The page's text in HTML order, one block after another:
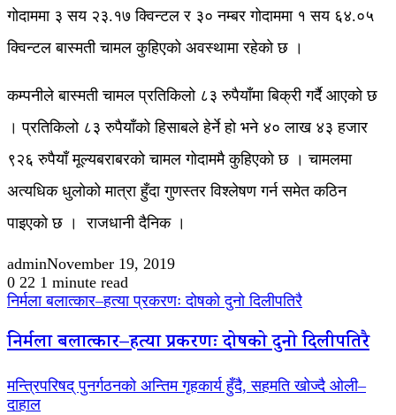
गोदाममा ३ सय २३.१७ क्विन्टल र ३० नम्बर गोदाममा १ सय ६४.०५
क्विन्टल बास्मती चामल कुहिएको अवस्थामा रहेको छ ।
कम्पनीले बास्मती चामल प्रतिकिलो ८३ रुपैयाँमा बिक्री गर्दै आएको छ
। प्रतिकिलो ८३ रुपैयाँको हिसाबले हेर्ने हो भने ४० लाख ४३ हजार
९२६ रुपैयाँ मूल्यबराबरको चामल गोदाममै कुहिएको छ । चामलमा
अत्यधिक धुलोको मात्रा हुँदा गुणस्तर विश्लेषण गर्न समेत कठिन
पाइएको छ । राजधानी दैनिक ।
adminNovember 19, 2019
0 22 1 minute read
निर्मला बलात्कार–हत्या प्रकरणः दोषको दुनो दिलीपतिरै
निर्मला बलात्कार–हत्या प्रकरणः दोषको दुनो दिलीपतिरै
मन्त्रिपरिषद् पुनर्गठनको अन्तिम गृहकार्य हुँदै, सहमति खोज्दै ओली–
दाहाल